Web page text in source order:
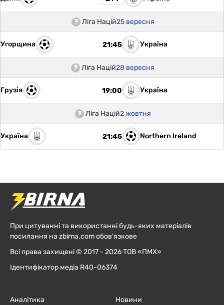
Ліга Націй25 вересня
Угорщина 21:45 Україна
Ліга Націй28 вересня
Грузія 19:00 Україна
Ліга Націй2 жовтня
Україна 21:45 Northern Ireland
При цитуванні та використанні будь-яких матеріалів
посилання на zbirna.com обов'язкове
Всі права захищені © 2017 - 2026 ТОВ «ПМХ»
Ідентифікатор медіа R40-06374
Аналітика
Новини